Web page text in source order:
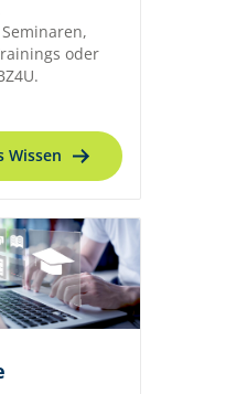
oder
Wissen